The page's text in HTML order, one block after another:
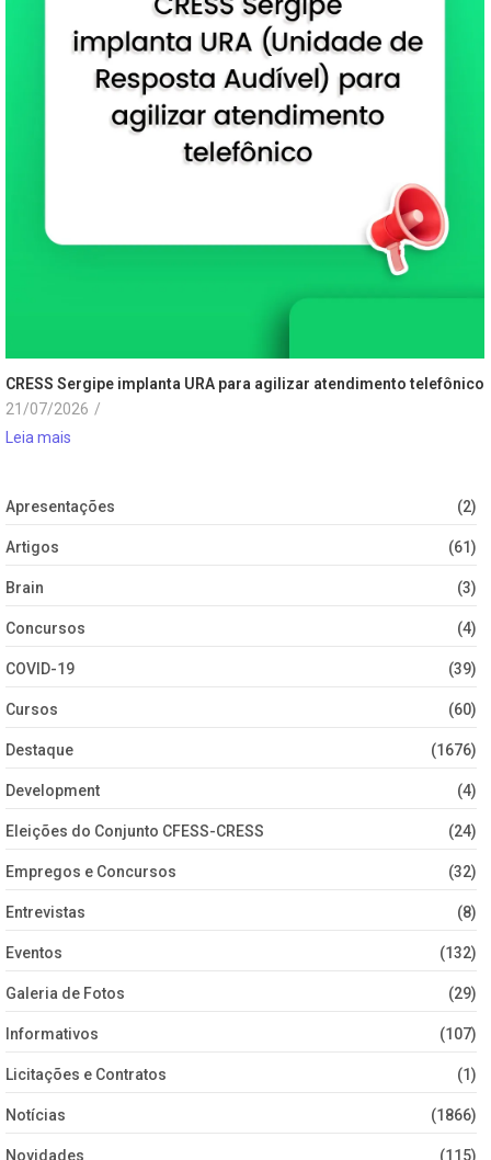
CRESS Sergipe implanta URA para agilizar atendimento telefônico
21/07/2026 /
Leia mais
Apresentações (2)
Artigos (61)
Brain (3)
Concursos (4)
COVID-19 (39)
Cursos (60)
Destaque (1676)
Development (4)
Eleições do Conjunto CFESS-CRESS (24)
Empregos e Concursos (32)
Entrevistas (8)
Eventos (132)
Galeria de Fotos (29)
Informativos (107)
Licitações e Contratos (1)
Notícias (1866)
Novidades (115)